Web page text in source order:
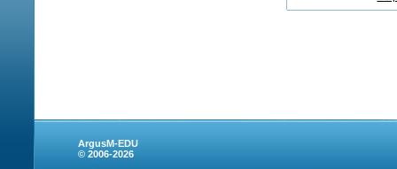
ArgusM-EDU
© 2006-2026